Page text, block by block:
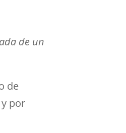
de un
de
por